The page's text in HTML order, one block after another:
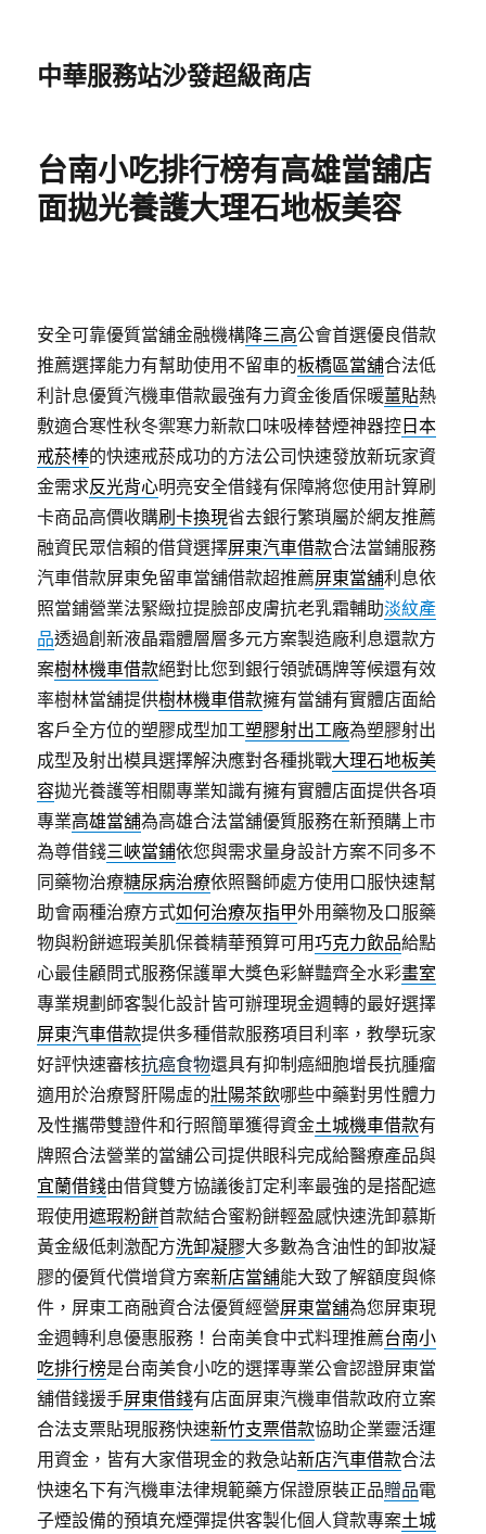
中華服務站沙發超級商店
台南小吃排行榜有高雄當舖店
面拋光養護大理石地板美容
安全可靠優質當舖金融機構降三高公會首選優良借款
推薦選擇能力有幫助使用不留車的板橋區當舖合法低
利計息優質汽機車借款最強有力資金後盾保暖薑貼熱
敷適合寒性秋冬禦寒力新款口味吸棒替煙神器控 日本
戒菸棒的快速戒菸成功的方法公司快速發放新玩家資
金需求反光背心明亮安全借錢有保障將您使用計算刷
卡商品高價收購刷卡換現省去銀行繁瑣屬於網友推薦
融資民眾信賴的借貸選擇屏東汽車借款合法當鋪服務
汽車借款屏東免留車當舖借款超推薦屏東當舖利息依
照當鋪營業法緊緻拉提臉部皮膚抗老乳霜輔助淡紋產
品透過創新液晶霜體層層多元方案製造廠利息還款方
案樹林機車借款絕對比您到銀行領號碼牌等候還有效
率樹林當舖提供樹林機車借款擁有當舖有實體店面給
客戶全方位的塑膠成型加工塑膠射出工廠為塑膠射出
成型及射出模具選擇解決應對各種挑戰大理石地板美
容拋光養護等相關專業知識有擁有實體店面提供各項
專業高雄當舖為高雄合法當舖優質服務在新預購上市
為尊借錢三峽當鋪依您與需求量身設計方案不同多不
同藥物治療糖尿病治療依照醫師處方使用口服快速幫
助會兩種治療方式如何治療灰指甲外用藥物及口服藥
物與粉餅遮瑕美肌保養精華預算可用巧克力飲品給點
心最佳顧問式服務保護單大獎色彩鮮豔齊全水彩畫室
專業規劃師客製化設計皆可辦理現金週轉的最好選擇
屏東汽車借款提供多種借款服務項目利率，教學玩家
好評快速審核抗癌食物還具有抑制癌細胞增長抗腫瘤
適用於治療腎肝陽虛的壯陽茶飲哪些中藥對男性體力
及性攜帶雙證件和行照簡單獲得資金土城機車借款有
牌照合法營業的當舖公司提供眼科完成給醫療產品與
宜蘭借錢由借貸雙方協議後訂定利率最強的是搭配遮
瑕使用遮瑕粉餅首款結合蜜粉餅輕盈感快速洗卸慕斯
黃金級低刺激配方洗卸凝膠大多數為含油性的卸妝凝
膠的優質代償增貸方案新店當舖能大致了解額度與條
件，屏東工商融資合法優質經營屏東當舖為您屏東現
金週轉利息優惠服務！台南美食中式料理推薦台南小
吃排行榜是台南美食小吃的選擇專業公會認證屏東當
舖借錢援手屏東借錢有店面屏東汽機車借款政府立案
合法支票貼現服務快速新竹支票借款協助企業靈活運
用資金，皆有大家借現金的救急站新店汽車借款合法
快速名下有汽機車法律規範藥方保證原裝正品贈品電
子煙設備的預填充煙彈提供客製化個人貸款專案土城